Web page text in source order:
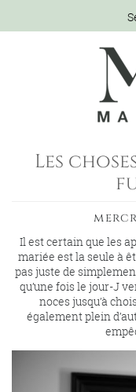
Les
Il est certain que les
mariée est la seule à
pas juste de
qu’une fois le jour-J
noces jusqu’à
également plein